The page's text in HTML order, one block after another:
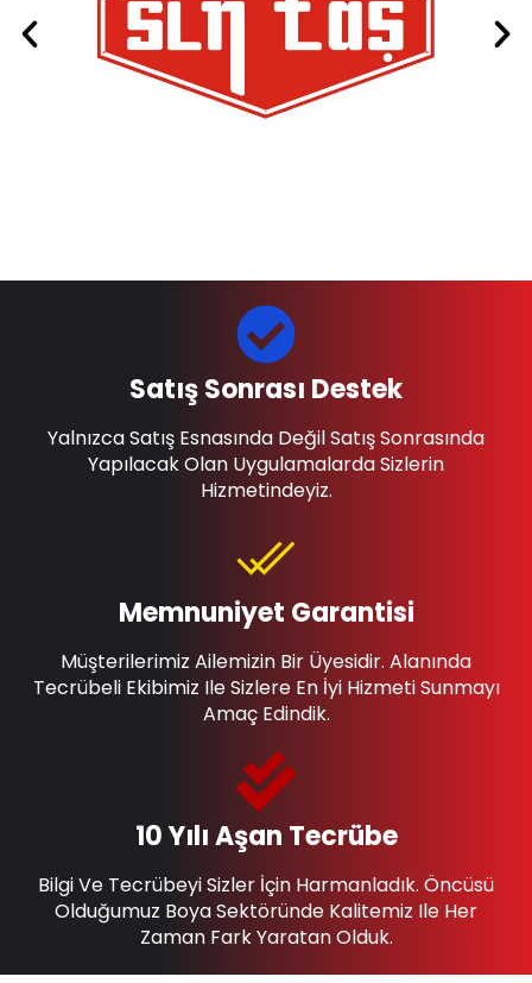
10 Yılı Aşan Tecrübe
Bilgi Ve Tecrübeyi Sizler İçin Harmanladık. Öncüsü
Olduğumuz Boya Sektöründe Kalitemiz Ile Her
Zaman Fark Yaratan Olduk.
Memnuniyet Garantisi
Müşterilerimiz Ailemizin Bir Üyesidir. Alanında
Tecrübeli Ekibimiz Ile Sizlere En İyi Hizmeti Sunmayı
Amaç Edindik.
Satış Sonrası Destek
Yalnızca Satış Esnasında Değil Satış Sonrasında
Yapılacak Olan Uygulamalarda Sizlerin
Hizmetindeyiz.